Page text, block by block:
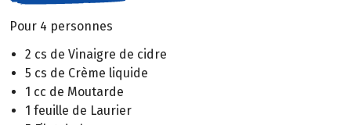
Pour 4 personnes
2 cs de Vinaigre de cidre
5 cs de Crème liquide
1 cc de Moutarde
1 feuille de Laurier